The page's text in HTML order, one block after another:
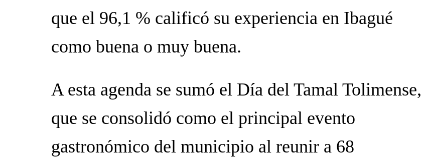
que el 96,1 % calificó su experiencia en Ibagué
como buena o muy buena.
A esta agenda se sumó el Día del Tamal Tolimense,
que se consolidó como el principal evento
gastronómico del municipio al reunir a 68